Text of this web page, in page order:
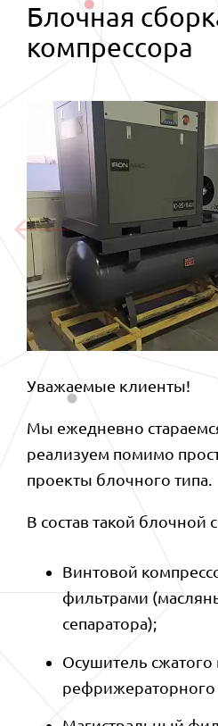
Блочная
компрессора
Уважаемые клиенты!
Мы ежедневно
реализуем помимо
проекты блочного типа.
В состав такой блочной
Винтовой
фильтрами
сепаратора);
Осушитель сжатого
рефрижераторного